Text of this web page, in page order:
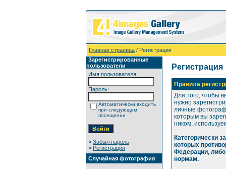
Главная страница / Регистрация
Зарегистрированные
пользователи
Имя пользователя:
Пароль:
Автоматически входить
при следующем
посещении
» Забыл пароль
» Регистрация
Случайная фотография
Регистрация
Правила
Для того, чтобы
нужно
личные
которым вы
ником,
Категорически
которых
Федерации,
нормам.